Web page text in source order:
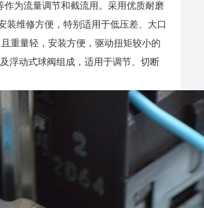
为流量调节和截流用。采用优质耐磨
装维修方便，特别适用于低压差、大口
重量轻，安装方便，驱动扭矩较小的
浮动式球阀组成，适用于调节、切断